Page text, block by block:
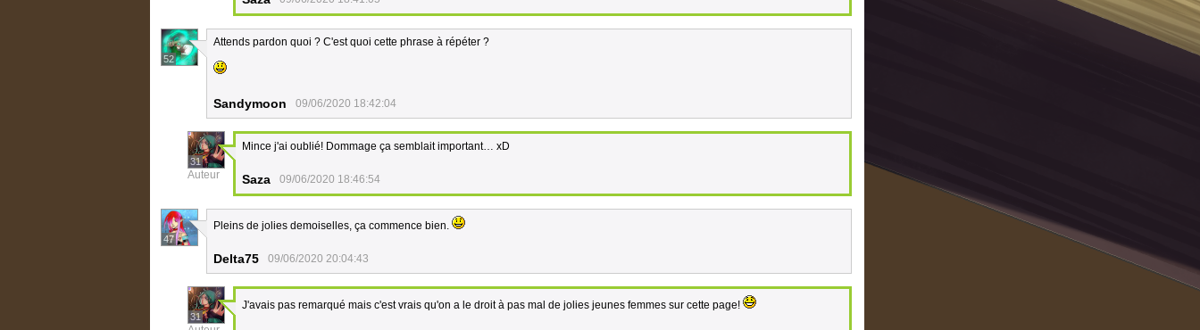
52
Attends pardon quoi ? C'est quoi cette phrase à répéter ?
Sandymoon 09/06/2020 18:42:04
31
Auteur
Mince j'ai oublié! Dommage ça semblait important… xD
Saza 09/06/2020 18:46:54
47
Pleins de jolies demoiselles, ça commence bien.
Delta75 09/06/2020 20:04:43
31
J'avais pas remarqué mais c'est vrais qu'on a le droit à pas mal de jolies jeunes femmes sur cette page!